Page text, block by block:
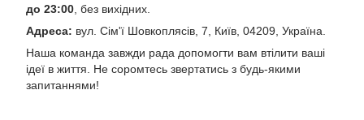
до 23:00 , без вихідних.
Адреса: вул. Сім'ї Шовкоплясів, 7, Київ, 04209, Україна.
Наша команда завжди рада допомогти вам втілити ваші
ідеї в життя. Не соромтесь звертатись з будь-якими
запитаннями!